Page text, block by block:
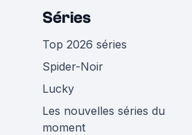
Séries
Top 2026 séries
Spider-Noir
Lucky
Les nouvelles séries du
moment